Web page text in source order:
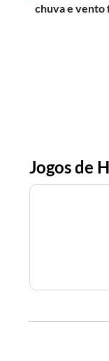
chuva e vento
Jogos de